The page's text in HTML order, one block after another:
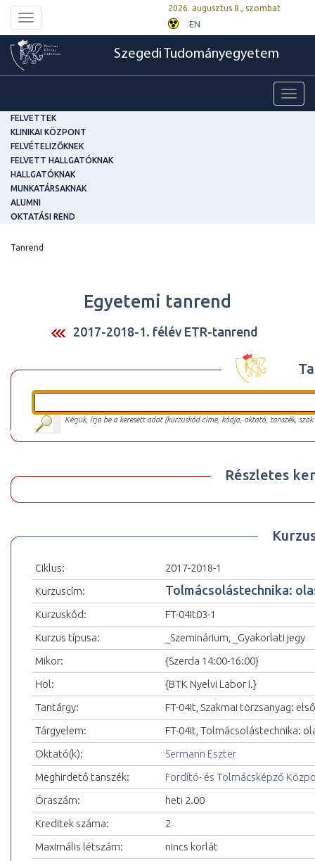
Toggle
navigation
2026. augusztus 8., szombat
EN
Szegedi Tudományegyetem
FELVETTEK
KLINIKAI KÖZPONT
FELVÉTELIZŐKNEK
FELVETT HALLGATÓKNAK
HALLGATÓKNAK
MUNKATÁRSAKNAK
ALUMNI
OKTATÁSI REND
Tanrend
Egyetemi tanrend
2017-2018-1. félév ETR-tanrend
Kérjük, írja be a keresett adat (kurzuskód címe, kódja, oktató, tanszék,
Részletes
Ciklus:
2017-2018-1
Kurzuscím:
Tolmácsolástechnika:
Kurzuskód:
FT-04It03-1
Kurzus típusa:
_Szeminárium, _Gyakorlati jegy
Mikor:
{Szerda 14:00-16:00}
Hol:
{BTK Nyelvi Labor I.}
Tantárgy:
FT-04It, Szakmai törzsanyag:
Tárgyelem:
FT-04It, Tolmácsolástechnika:
Oktató(k):
Sermann Eszter
Meghirdető tanszék:
Fordító- és Tolmácsképző
Óraszám:
heti 2.00
Kreditek száma:
2
Maximális létszám:
nincs korlát